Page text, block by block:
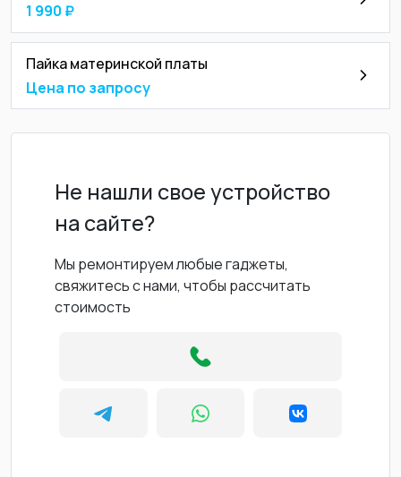
1 990 ₽
Пайка материнской платы
Цена по запросу
Не нашли свое устройство
на сайте?
Мы ремонтируем любые гаджеты,
свяжитесь с нами, чтобы рассчитать
стоимость